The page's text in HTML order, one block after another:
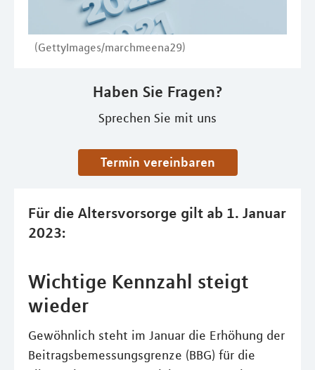
(GettyImages/marchmeena29)
Haben Sie Fragen?
Sprechen Sie mit uns
Termin vereinbaren
Für die Altersvorsorge gilt ab 1. Januar
2023:
Wichtige Kennzahl steigt
wieder
Gewöhnlich steht im Januar die Erhöhung der
Beitragsbemessungsgrenze (BBG) für die